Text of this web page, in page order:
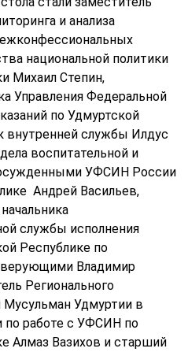
и анализа
национальной политики
Михаил Степин,
Управления Федеральной
по Удмуртской
внутренней службы Илдус
воспитательной и
УФСИН России
Андрей Васильев,
службы исполнения
Республике по
верующими Владимир
Регионального
Мусульман Удмуртии в
работе с УФСИН по
Алмаз Вазихов и старший